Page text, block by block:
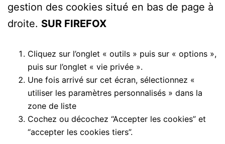
gestion des cookies situé en bas de page à
droite. SUR FIREFOX
Cliquez sur l’onglet « outils » puis sur « options »,
puis sur l’onglet « vie privée ».
Une fois arrivé sur cet écran, sélectionnez «
utiliser les paramètres personnalisés » dans la
zone de liste
Cochez ou décochez “Accepter les cookies” et
“accepter les cookies tiers”.